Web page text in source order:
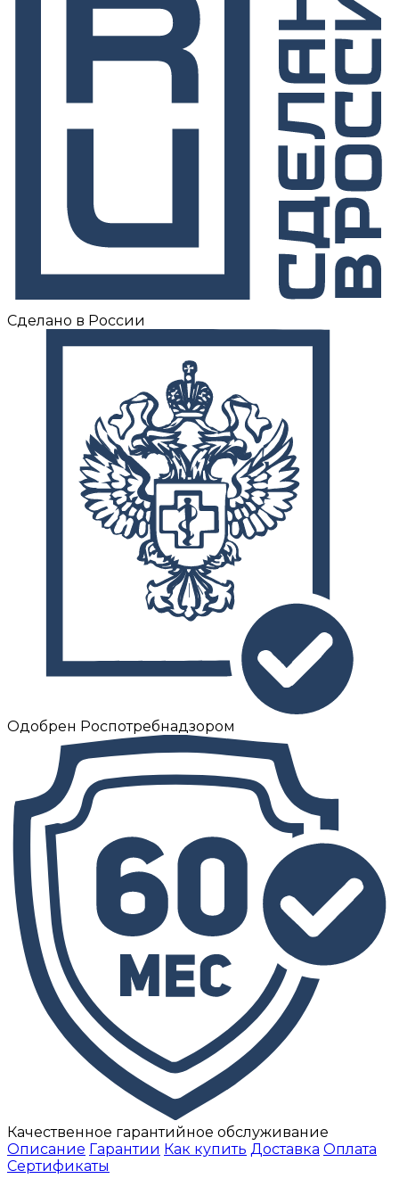
Сделано в России
Одобрен Роспотребнадзором
Качественное гарантийное обслуживание
Описание Гарантии Как купить Доставка Оплата
Сертификаты